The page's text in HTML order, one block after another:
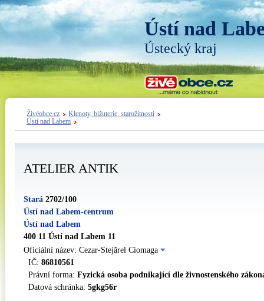
Ústí nad
Ústecký kraj
Živéobce.cz
Klenoty, bižuterie, starožitnosti
Ústí nad Labem
ATELIER ANTIK
Stará 2702/100
Ústí nad Labem-centrum
Ústí nad Labem
400 11 Ústí nad Labem 11
Oficiální název: Cezar-Stejărel Ciomaga
IČ: 86810561
Právní forma: Fyzická osoba podnikající dle živnostenského
Datová schránka: 5gkg56r